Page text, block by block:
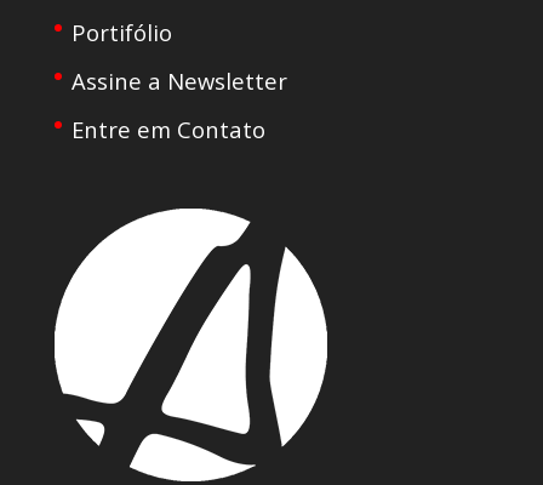
Portifólio
Assine a Newsletter
Entre em Contato